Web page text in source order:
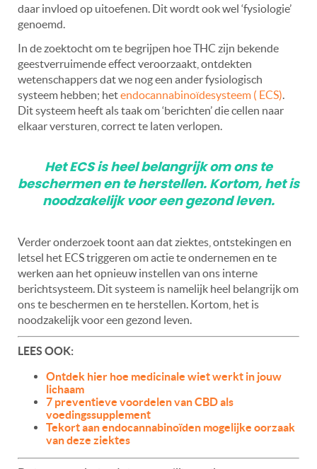
daar invloed op uitoefenen. Dit wordt ook wel ‘fysiologie’
genoemd.
In de zoektocht om te begrijpen hoe THC zijn bekende
geestverruimende effect veroorzaakt, ontdekten
wetenschappers dat we nog een ander fysiologisch
systeem hebben; hetendocannabinoïdesysteem ( ECS).
Dit systeem heeft als taak om ‘berichten’ die cellen naar
elkaar versturen, correct te laten verlopen.
Het ECS is heel belangrijk om ons te
beschermen en te herstellen. Kortom, het is
noodzakelijk voor een gezond leven.
Verder onderzoek toont aan dat ziektes, ontstekingen en
letsel het ECS triggeren om actie te ondernemen en te
werken aan het opnieuw instellen van ons interne
berichtsysteem. Dit systeem is namelijk heel belangrijk om
ons te beschermen en te herstellen. Kortom, het is
noodzakelijk voor een gezond leven.
LEES OOK:
Ontdek hier hoe medicinale wiet werkt in jouw
lichaam
7 preventieve voordelen van CBD als
voedingssupplement
Tekort aan endocannabinoïden mogelijke oorzaak
van deze ziektes